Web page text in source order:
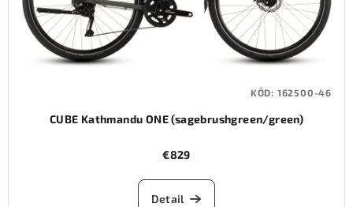
CUBE Kathmandu ONE (sagebrushgreen/green)
€829
Detail
KÓD: 162500-46